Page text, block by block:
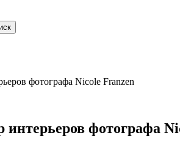
фотографа Nicole Franzen
фотографа